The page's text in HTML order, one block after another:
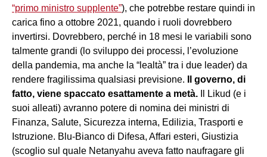
“primo ministro supplente”), che potrebbe restare quindi in
carica fino a ottobre 2021, quando i ruoli dovrebbero
invertirsi. Dovrebbero, perché in 18 mesi le variabili sono
talmente grandi (lo sviluppo dei processi, l’evoluzione
della pandemia, ma anche la “lealtà” tra i due leader) da
rendere fragilissima qualsiasi previsione.
Il governo, di
fatto, viene spaccato esattamente a metà. Il Likud (e i
suoi alleati) avranno potere di nomina dei ministri di
Finanza, Salute, Sicurezza interna, Edilizia, Trasporti e
Istruzione. Blu-Bianco di Difesa, Affari esteri, Giustizia
(scoglio sul quale Netanyahu aveva fatto naufragare gli